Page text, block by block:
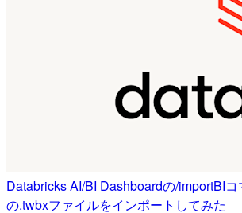
Databricks AI/BI Dashboardの/importBI
の.twbxファイルをインポートしてみた